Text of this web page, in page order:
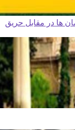
ها در مقابل حریق